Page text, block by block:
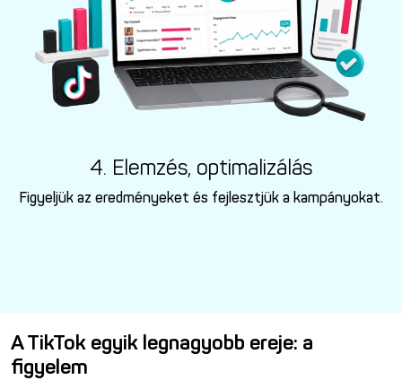
4. Elemzés, optimalizálás
Figyeljük az eredményeket és fejlesztjük a kampányokat.
A TikTok egyik legnagyobb ereje: a
figyelem